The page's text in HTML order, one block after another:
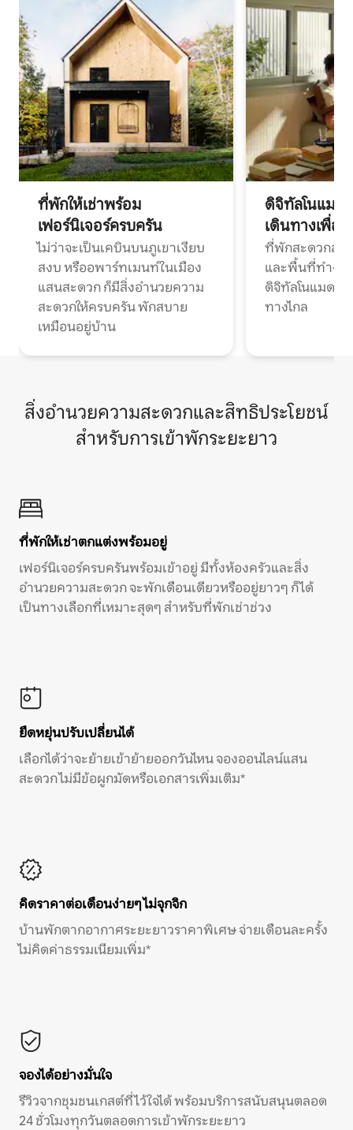
ที่พักให้เช่าพร้อม
เฟอร์นิเจอร์ครบครัน
ไม่ว่าจะเป็นเคบินบนภูเขาเงียบ
สงบ หรืออพาร์ทเมนท์ในเมือง
แสนสะดวก ก็มีสิ่งอำนวยความ
สะดวกให้ครบครัน พักสบาย
เหมือนอยู่บ้าน
ดิจิทัลโนแมด
เดินทางเพื่อ
ที่พักสะดวกสบ
และพื้นที่ทำงา
ดิจิทัลโนแมดแ
ทางไกล
สิ่งอำนวยความสะดวกและสิทธิประโยชน์
สำหรับการเข้าพักระยะยาว
ที่พักให้เช่าตกแต่งพร้อมอยู่
เฟอร์นิเจอร์ครบครันพร้อมเข้าอยู่ มีทั้งห้องครัวและสิ่ง
อำนวยความสะดวก จะพักเดือนเดียวหรืออยู่ยาวๆ ก็ได้
เป็นทางเลือกที่เหมาะสุดๆ สำหรับที่พักเช่าช่วง
ยืดหยุ่นปรับเปลี่ยนได้
เลือกได้ว่าจะย้ายเข้าย้ายออกวันไหน จองออนไลน์แสน
สะดวก ไม่มีข้อผูกมัดหรือเอกสารเพิ่มเติม*
คิดราคาต่อเดือนง่ายๆ ไม่จุกจิก
บ้านพักตากอากาศระยะยาวราคาพิเศษ จ่ายเดือนละครั้ง
ไม่คิดค่าธรรมเนียมเพิ่ม*
จองได้อย่างมั่นใจ
รีวิวจากชุมชนเกสต์ที่ไว้ใจได้ พร้อมบริการสนับสนุนตลอด
24 ชั่วโมงทุกวันตลอดการเข้าพักระยะยาว